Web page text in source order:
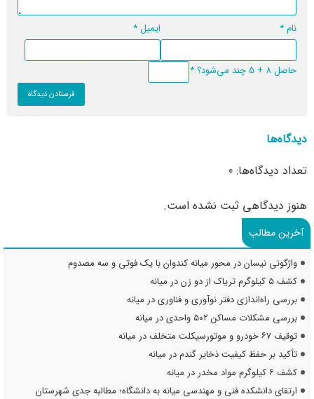
نام* ایمیل*
حاصل 8 + 5 چند می‌شود؟ *
دیدگاه‌ها
تعداد دیدگاه‌ها: 0
هنوز دیدگاهی ثبت نشده است.
آخرین مطالب
واژگونی نیسان در محور میانه کندوان با یک فوتی و سه مصدوم
کشف ۵ کیلوگرم تریاک از دو زن در میانه
بررسی راه‌اندازی دفتر نوآوری و فناوری در میانه
بررسی مشکلات مساکن ۵۰۲ واحدی در میانه
توقیف ۶۷ خودرو و موتورسیکلت متخلف در میانه
تأکید بر حفظ کیفیت ذخایر گندم در میانه
کشف ۶ کیلوگرم مواد مخدر در میانه
ارتقای دانشکده فنی و مهندسی میانه به دانشگاه؛ مطالبه جدی شهرستان